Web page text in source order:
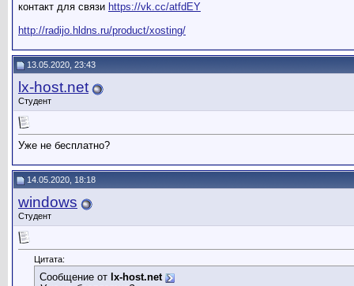
контакт для связи https://vk.cc/atfdEY
http://radijo.hldns.ru/product/xosting/
13.05.2020, 23:43
lx-host.net
Студент
Уже не бесплатно?
14.05.2020, 18:18
windows
Студент
Цитата:
Сообщение от lx-host.net